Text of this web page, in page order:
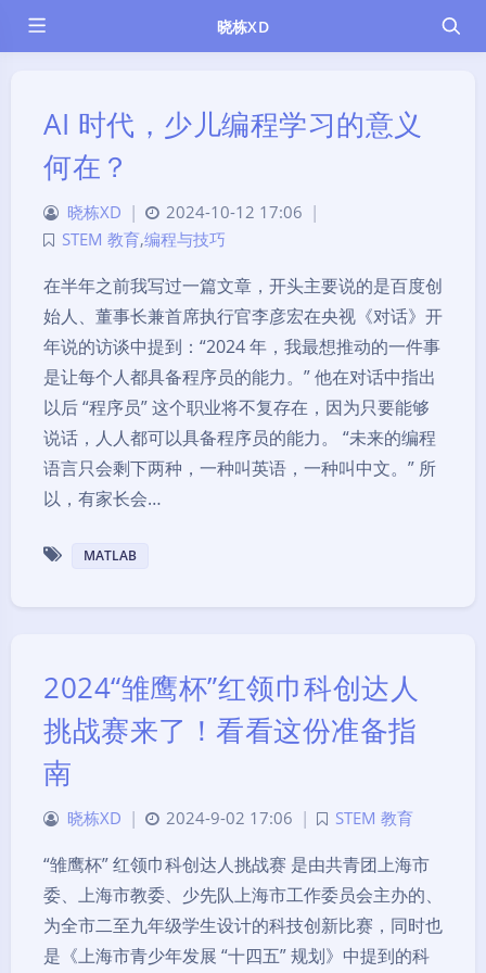
晓栋XD
AI 时代，少儿编程学习的意义
何在？
晓栋XD | 2024-10-12 17:06 |
STEM 教育,编程与技巧
在半年之前我写过一篇文章，开头主要说的是百度创
始人、董事长兼首席执行官李彦宏在央视《对话》开
年说的访谈中提到：“2024 年，我最想推动的一件事
是让每个人都具备程序员的能力。” 他在对话中指出
以后 “程序员” 这个职业将不复存在，因为只要能够
说话，人人都可以具备程序员的能力。 “未来的编程
语言只会剩下两种，一种叫英语，一种叫中文。” 所
以，有家长会…
MATLAB
2024“雏鹰杯”红领巾科创达人
挑战赛来了！看看这份准备指
南
晓栋XD | 2024-9-02 17:06 | STEM 教育
“雏鹰杯” 红领巾科创达人挑战赛 是由共青团上海市
委、上海市教委、少先队上海市工作委员会主办的、
为全市二至九年级学生设计的科技创新比赛，同时也
是《上海市青少年发展 “十四五” 规划》中提到的科